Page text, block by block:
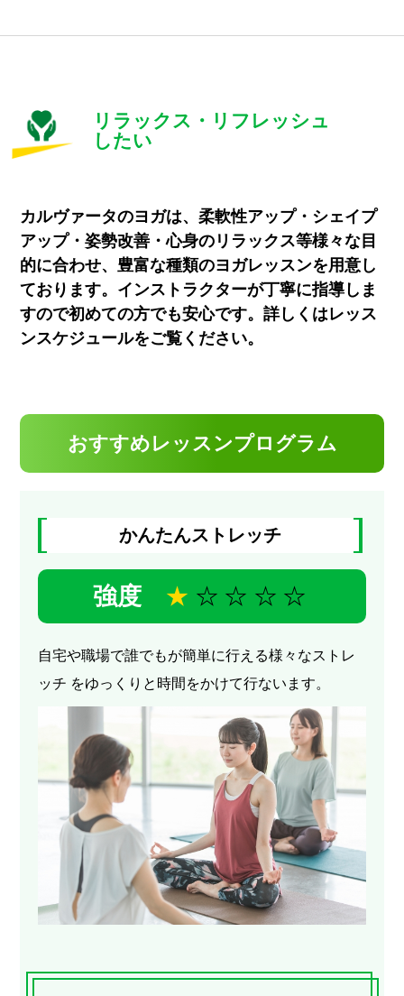
リラックス・リフレッシュ
したい
カルヴァータのヨガは、柔軟性アップ・シェイプ
アップ・姿勢改善・心身のリラックス等様々な目
的に合わせ、豊富な種類のヨガレッスンを用意し
ております。インストラクターが丁寧に指導しま
すので初めての方でも安心です。詳しくはレッス
ンスケジュールをご覧ください。
おすすめレッスンプログラム
かんたんストレッチ
強度 ★ ☆☆☆☆
自宅や職場で誰でもが簡単に行える様々なストレ
ッチ をゆっくりと時間をかけて行ないます。